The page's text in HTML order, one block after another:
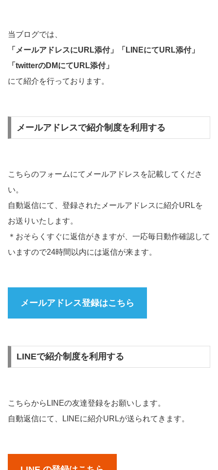
当ブログでは、
「メールアドレスにURL添付」「LINEにてURL添付」
「twitterのDMにてURL添付」
にて紹介を行っております。
メールアドレスで紹介制度を利用する
こちらのフォームにてメールアドレスを記載してくださ
い。
自動返信にて、登録されたメールアドレスに紹介URLを
お送りいたします。
＊おそらくすぐに返信がきますが、一応毎日動作確認して
いますので24時間以内には返信が来ます。
メールアドレス登録はこちら
LINEで紹介制度を利用する
こちらからLINEの友達登録をお願いします。
自動返信にて、LINEに紹介URLが送られてきます。